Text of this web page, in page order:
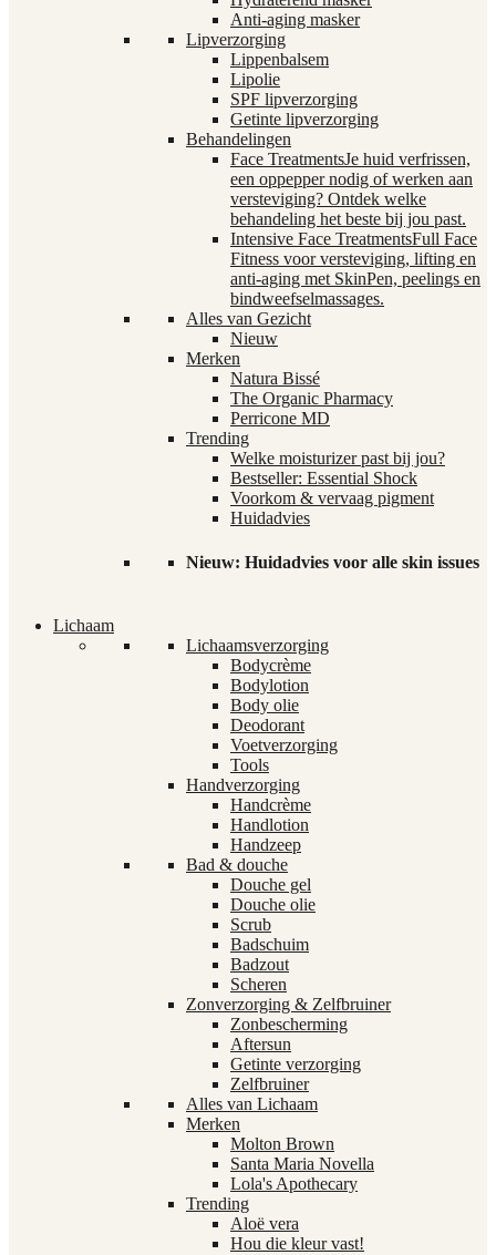
Anti-aging masker
Lipverzorging
Lippenbalsem
Lipolie
SPF lipverzorging
Getinte lipverzorging
Behandelingen
Face TreatmentsJe huid verfrissen,
een oppepper nodig of werken aan
versteviging? Ontdek welke
behandeling het beste bij jou past.
Intensive Face TreatmentsFull Face
Fitness voor versteviging, lifting en
anti-aging met SkinPen, peelings en
bindweefselmassages.
Alles van Gezicht
Nieuw
Merken
Natura Bissé
The Organic Pharmacy
Perricone MD
Trending
Welke moisturizer past bij jou?
Bestseller: Essential Shock
Voorkom & vervaag pigment
Huidadvies
Nieuw: Huidadvies voor alle skin issues
Lichaam
Lichaamsverzorging
Bodycrème
Bodylotion
Body olie
Deodorant
Voetverzorging
Tools
Handverzorging
Handcrème
Handlotion
Handzeep
Bad & douche
Douche gel
Douche olie
Scrub
Badschuim
Badzout
Scheren
Zonverzorging & Zelfbruiner
Zonbescherming
Aftersun
Getinte verzorging
Zelfbruiner
Alles van Lichaam
Merken
Molton Brown
Santa Maria Novella
Lola's Apothecary
Trending
Aloë vera
Hou die kleur vast!